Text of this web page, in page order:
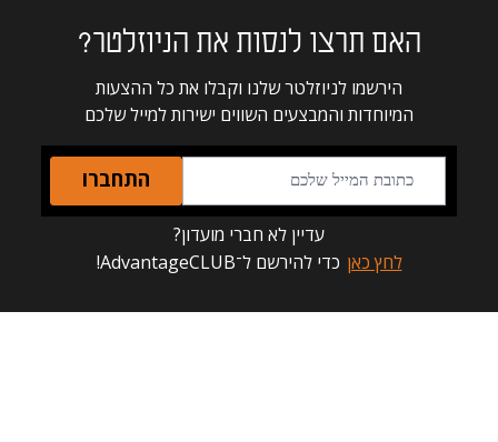
האם תרצו לנסות את הניוזלטר?
הירשמו לניוזלטר שלנו וקבלו את כל ההצעות
המיוחדות והמבצעים השווים ישירות למייל שלכם
התחברו
עדיין לא חברי מועדון?
לחץ כאן כדי להירשם ל־AdvantageCLUB!